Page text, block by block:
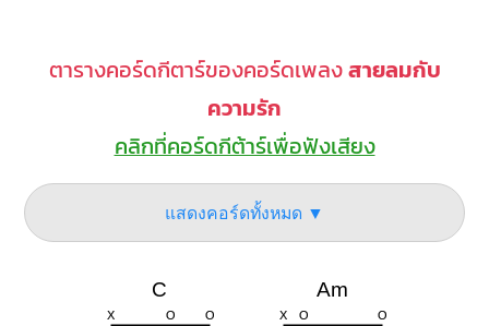
ตารางคอร์ดกีตาร์ของคอร์ดเพลงสายลมกับ
ความรัก
คลิกที่คอร์ดกีต้าร์เพื่อฟังเสียง
แสดงคอร์ดทั้งหมด ▼
C
X O O
Am
X O O